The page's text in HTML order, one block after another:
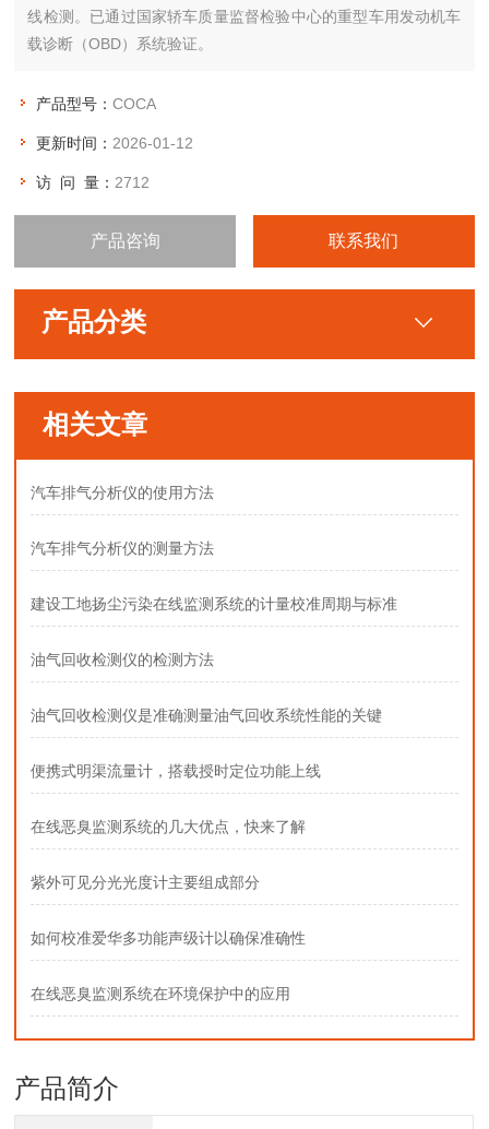
线检测。已通过国家轿车质量监督检验中心的重型车用发动机车
载诊断（OBD）系统验证。
产品型号：COCA
更新时间： 2026-01-12
访 问 量： 2712
产品咨询 联系我们
产品分类
相关文章
汽车排气分析仪的使用方法
汽车排气分析仪的测量方法
建设工地扬尘污染在线监测系统的计量校准周期与标准
油气回收检测仪的检测方法
油气回收检测仪是准确测量油气回收系统性能的关键
便携式明渠流量计，搭载授时定位功能上线
在线恶臭监测系统的几大优点，快来了解
紫外可见分光光度计主要组成部分
如何校准爱华多功能声级计以确保准确性
在线恶臭监测系统在环境保护中的应用
产品简介